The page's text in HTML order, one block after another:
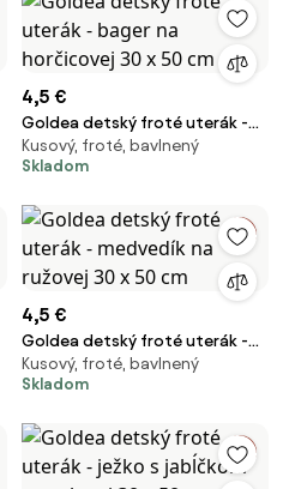
4,5 €
Goldea detský froté uterák -
bager na horčicovej 30 x 50 cm
Kusový, froté, bavlnený
Skladom
4,5 €
Goldea detský froté uterák -
medvedík na ružovej 30 x 50 cm
Kusový, froté, bavlnený
Skladom